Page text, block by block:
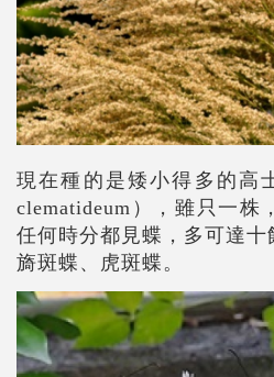
現在種的是矮小得多的高
clematideum ）
，雖只一株
任何時分都見蝶，多可達十
旖斑蝶、虎斑蝶。